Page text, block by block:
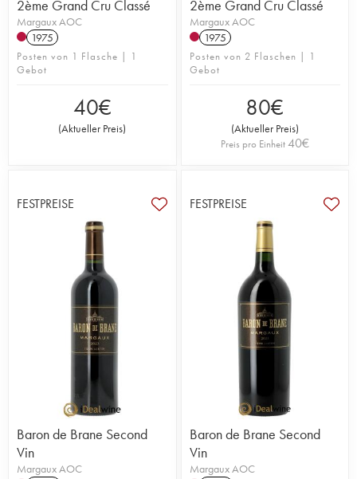
2ème Grand Cru Classé
Margaux AOC
1975
Posten von 1 Flasche | 1
Gebot
40€
(Aktueller Preis)
2ème Grand Cru Classé
Margaux AOC
1975
Posten von 2 Flaschen | 1
Gebot
80€
(Aktueller Preis)
Preis pro Einheit40€
FESTPREISE
Baron de Brane Second
Vin
Margaux AOC
FESTPREISE
Baron de Brane Second
Vin
Margaux AOC